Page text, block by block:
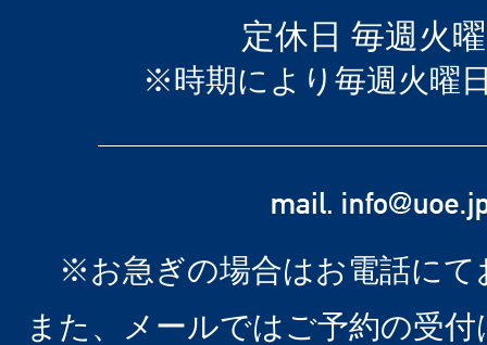
定休日 毎週火
※時期により毎週火曜
※お急ぎの場合はお電話にて
また、メールではご予約の受